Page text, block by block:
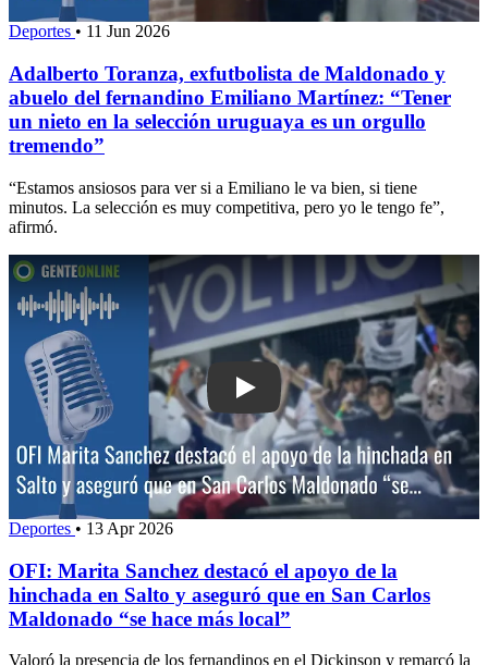
Deportes • 11 Jun 2026
Adalberto Toranza, exfutbolista de Maldonado y
abuelo del fernandino Emiliano Martínez: “Tener
un nieto en la selección uruguaya es un orgullo
tremendo”
“Estamos ansiosos para ver si a Emiliano le va bien, si tiene
minutos. La selección es muy competitiva, pero yo le tengo fe”,
afirmó.
Play: OFI: Marita Sanchez destacó el
Deportes • 13 Apr 2026
OFI: Marita Sanchez destacó el apoyo de la
hinchada en Salto y aseguró que en San Carlos
Maldonado “se hace más local”
Valoró la presencia de los fernandinos en el Dickinson y remarcó la